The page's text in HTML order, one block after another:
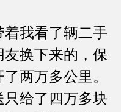
我看了辆二手
换下来的，保
两万多公里。
给了四万多块